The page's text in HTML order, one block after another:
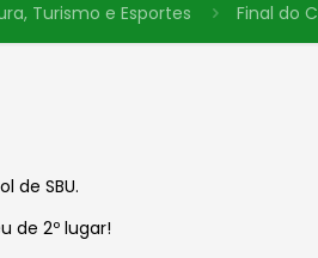
Turismo e Esportes Final do
de SBU.
de 2º lugar!